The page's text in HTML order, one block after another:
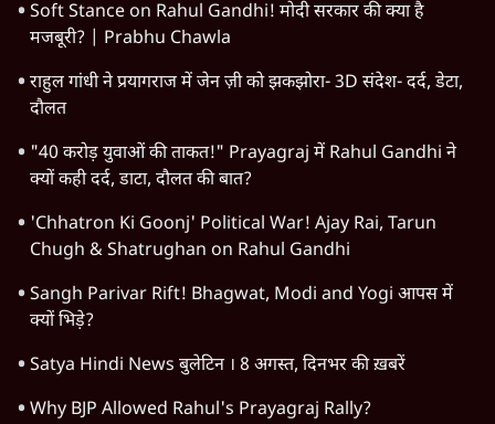
Soft Stance on Rahul Gandhi! मोदी सरकार की क्या है
मजबूरी? | Prabhu Chawla
राहुल गांधी ने प्रयागराज में जेन ज़ी को झकझोरा- 3D संदेश- दर्द, डेटा,
दौलत
"40 करोड़ युवाओं की ताकत!" Prayagraj में Rahul Gandhi ने
क्यों कही दर्द, डाटा, दौलत की बात?
'Chhatron Ki Goonj' Political War! Ajay Rai, Tarun
Chugh & Shatrughan on Rahul Gandhi
Sangh Parivar Rift! Bhagwat, Modi and Yogi आपस में
क्यों भिड़े?
Satya Hindi News बुलेटिन । 8 अगस्त, दिनभर की ख़बरें
Why BJP Allowed Rahul's Prayagraj Rally?